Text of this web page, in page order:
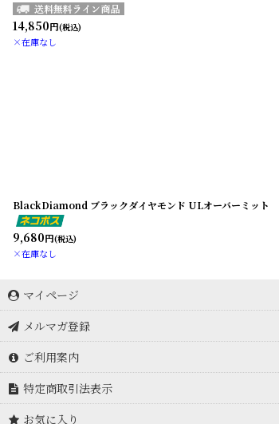
14,850円(税込)
×在庫なし
BlackDiamond ブラックダイヤモンド ULオーバーミット
9,680円(税込)
×在庫なし
マイページ
メルマガ登録
ご利用案内
特定商取引法表示
お気に入り